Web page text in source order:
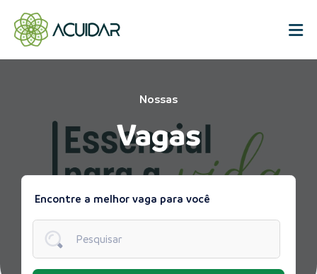
Nossas
Vagas
Encontre a melhor vaga para você